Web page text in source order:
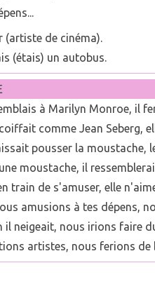
(artiste de cinéma).
(étais) un autobus.
à Marilyn Monroe, il
comme Jean Seberg,
pousser la moustache,
moustache, il
train de s'amuser, elle
amusions à tes dépens,
il neigeait, nous irions faire
artistes, nous ferions de